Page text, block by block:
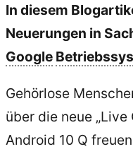
Android“
In diesem
Neuerungen in
Google
Gehörlose
über die neue
Android 10 Q